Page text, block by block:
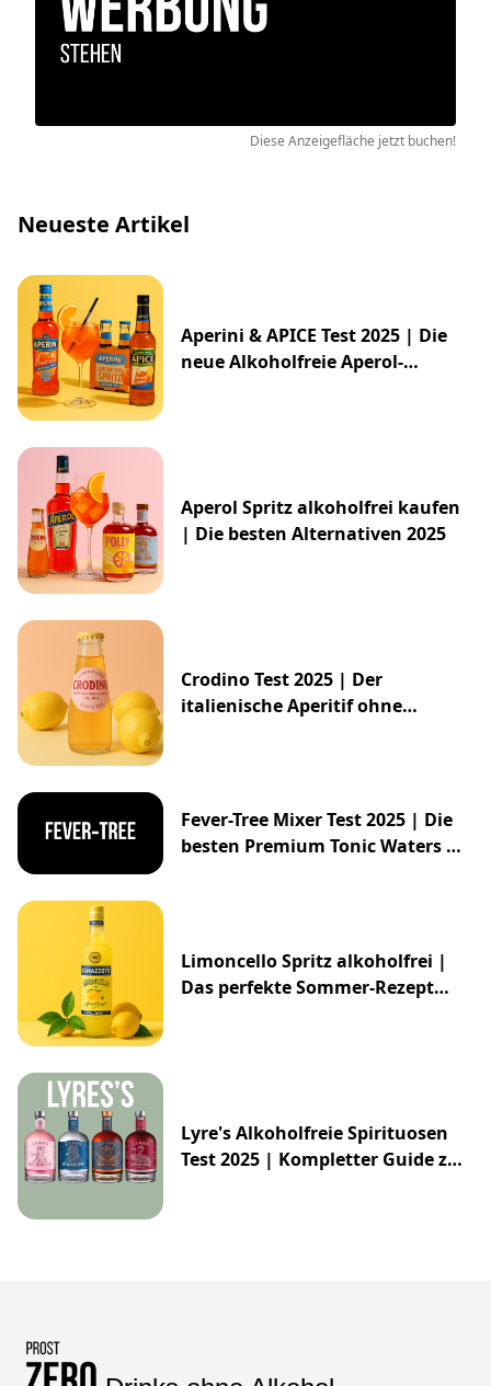
Diese Anzeigefläche jetzt buchen!
Neueste Artikel
Aperini & APICE Test 2025 | Die
neue Alkoholfreie Aperol-
Aperol Spritz alkoholfrei kaufen
| Die besten Alternativen 2025
Crodino Test 2025 | Der
italienische Aperitif ohne
Fever-Tree Mixer Test 2025 | Die
besten Premium Tonic Waters &
Limoncello Spritz alkoholfrei |
Das perfekte Sommer-Rezept
Lyre's Alkoholfreie Spirituosen
Test 2025 | Kompletter Guide zur